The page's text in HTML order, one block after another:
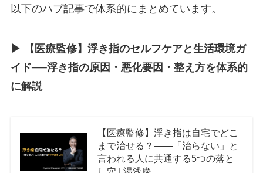
以下のハブ記事で体系的にまとめています。
▶︎ 【医療監修】浮き指のセルフケアと生活環境ガ
イド──浮き指の原因・悪化要因・整え方を体系的
に解説
【医療監修】浮き指は自宅でどこ
まで治せる？――「治らない」と
言われる人に共通する5つの落と